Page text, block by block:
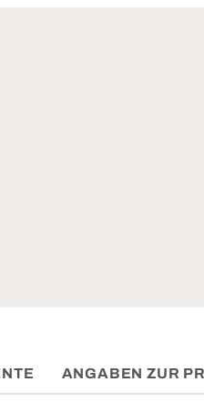
ANGABEN ZUR